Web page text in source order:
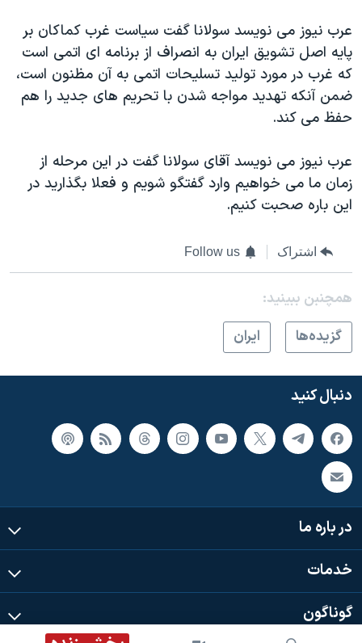
عرب نيوز می نويسد سولانا گفت سياست غرب کماکان بر
پايه اصل تشويق ايران به انصراف از برنامه ای اتمی است
که غرب در مورد توليد تسليحات اتمی به آن مظنون است،
ضمن آنکه تهديد مواجه شدن با تحريم های جديد را هم
حفظ می کند.
عرب نيوز می نويسد آقای سولانا گفت در اين مرحله از
زمان ما می خواهيم وارد گفتگو شويم و فعلا بگذاريد در
اين باره صحبت کنيم.
اشتراک Follow us
همچنبن ببینید:
گزيده‌ها
ايران
دنبال کنید
در باره ما
خدمات
گوناگون